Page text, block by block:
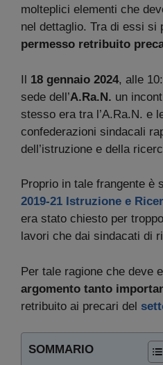
molteplici elementi che
nel dettaglio. Tra di essi si
permesso retribuito
Il 18 gennaio 2024, alle
sede dell’A.Ra.N. un
stesso era tra l’A.Ra.N. e
confederazioni sindacali
dell’istruzione e della
Proprio in tale frangente è
2019-21 Istruzione e
era stato chiesto per
lavori che dai sindacati di
Per tale ragione che deve
argomento tanto
retribuito ai precari del
SOMMARIO